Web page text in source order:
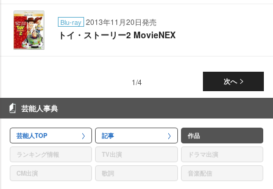
Blu-ray 2013年11月20日発売
トイ・ストーリー2 MovieNEX
次へ
1/4
芸能人事典
芸能人TOP 記事 作品
ランキング情報 TV出演 ドラマ出演
CM出演 歌詞 音楽配信